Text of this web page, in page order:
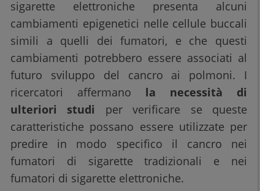
sigarette elettroniche presenta alcuni
cambiamenti epigenetici nelle cellule buccali
simili a quelli dei fumatori, e che questi
cambiamenti potrebbero essere associati al
futuro sviluppo del cancro ai polmoni. I
ricercatori affermano la necessità di
ulteriori studi per verificare se queste
caratteristiche possano essere utilizzate per
predire in modo specifico il cancro nei
fumatori di sigarette tradizionali e nei
fumatori di sigarette elettroniche.